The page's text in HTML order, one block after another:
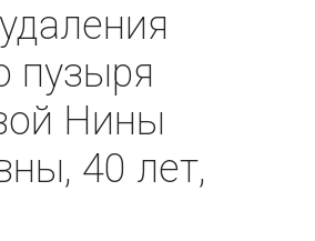
пузыря
Нины
40 лет,